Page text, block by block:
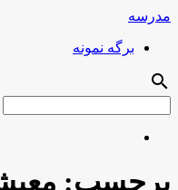
مدرسه
برگه نمونه
search
برچسب: